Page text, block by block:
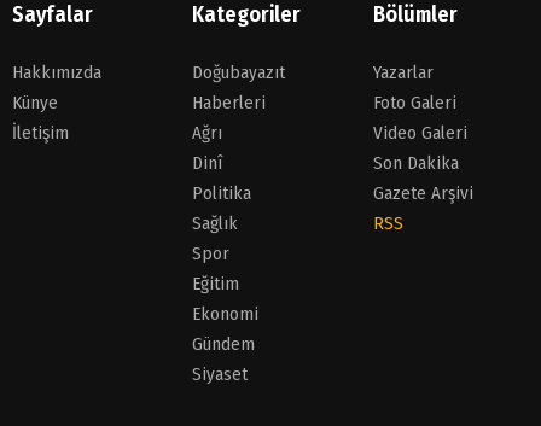
Sayfalar
Hakkımızda
Künye
İletişim
Kategoriler
Doğubayazıt
Haberleri
Ağrı
Dinî
Politika
Sağlık
Spor
Eğitim
Ekonomi
Gündem
Siyaset
Bölümler
Yazarlar
Foto Galeri
Video Galeri
Son Dakika
Gazete Arşivi
RSS